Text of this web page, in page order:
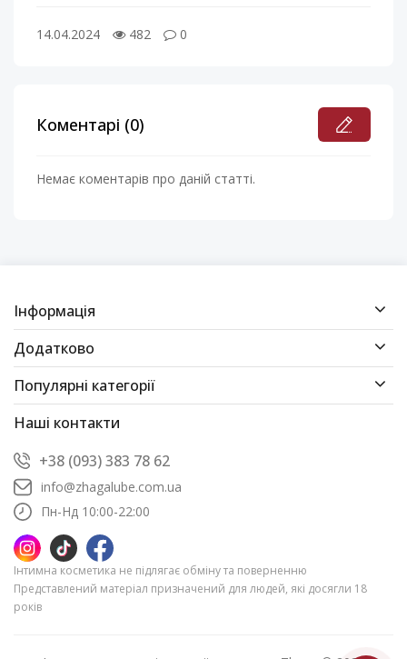
14.04.2024 482 0
Коментарі (0)
Немає коментарів про даній статті.
Інформація
Додатково
Популярні категорії
Наші контакти
+38 (093) 383 78 62
info@zhagalube.com.ua
Пн-Нд 10:00-22:00
Інтимна косметика не підлягає обміну та поверненню
Представлений матеріал призначений для людей, які досягли 18
років